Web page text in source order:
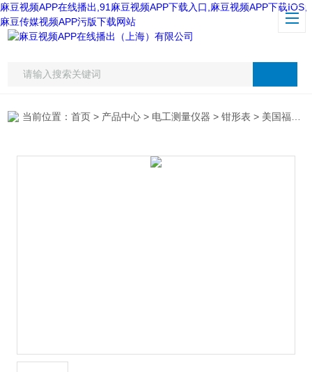
麻豆视频APP在线播出,91麻豆视频APP下载入口,麻豆视频APP下载IOS,
麻豆传媒视频APP污版下载网站
当前位置：首页 > 产品中心 > 电工测量仪器 >钳形表 > 美国福禄克F365钳形表